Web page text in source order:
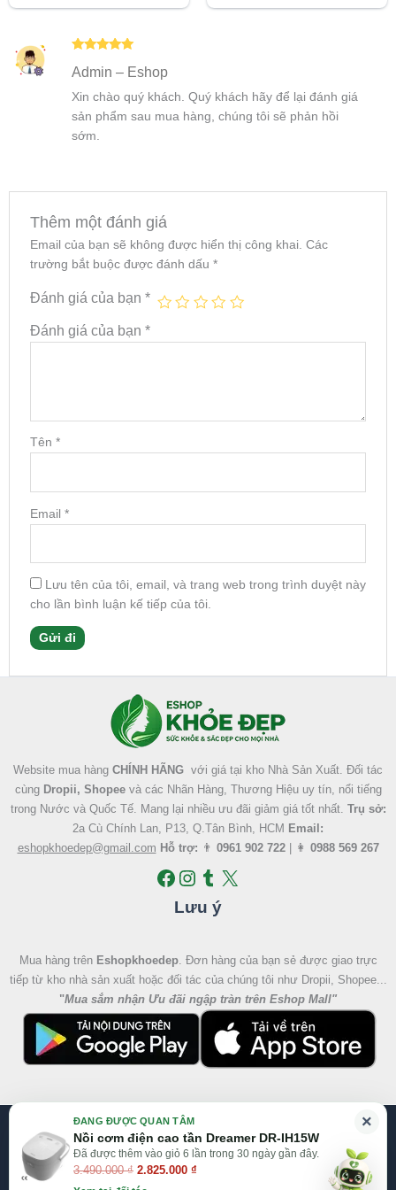
hạng55
Admin – Eshop
Xin chào quý khách. Quý khách hãy để lại đánh giá
sản phẩm sau mua hàng, chúng tôi sẽ phản hồi
sớm.
Thêm một đánh giá
Email của bạn sẽ không được hiển thị công khai. Các
trường bắt buộc được đánh dấu *
Đánh giá của bạn *
Đánh giá của bạn *
Tên *
Email *
Lưu tên của tôi, email, và trang web trong trình duyệt này
cho lần bình luận kế tiếp của tôi.
Website mua hàng CHÍNH HÃNG với giá tại kho Nhà Sản Xuất. Đối tác
cùng Dropii, Shopeevà các Nhãn Hàng, Thương Hiệu uy tín, nổi tiếng
trong Nước và Quốc Tế. Mang lại nhiều ưu đãi giảm giá tốt nhất. Trụ sở:
2a Cù Chính Lan, P13, Q.Tân Bình, HCM Email:
eshopkhoedep@gmail.com Hỗ trợ: 👨 0961 902 722| 👩 0988 569 267
Lưu ý
Mua hàng trên Eshopkhoedep. Đơn hàng của bạn sẻ được giao trực
tiếp từ kho nhà sản xuất hoặc đối tác của chúng tôi như Dropii, Shopee...
"Mua sắm nhận Ưu đãi ngập tràn trên Eshop Mall"
@2026 Eshop Khỏe Đẹp, All right reserved
Website:Eshop Mall|Eshopkhoedep.com
×
ĐANG ĐƯỢC QUAN TÂM
Nồi cơm điện cao tần Dreamer DR-IH15W
Đã được thêm vào giỏ 6 lần trong 30 ngày gần đây.
3.490.000₫
gốc
là:
3.490.000 ₫.
2.825.000 ₫
hiện
tại